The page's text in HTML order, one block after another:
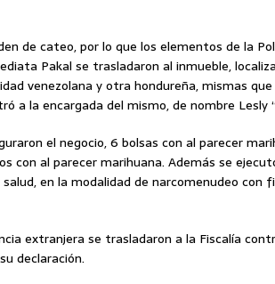
de cateo, por lo que los elementos de la
Pakal se trasladaron al inmueble,
venezolana y otra hondureña, mismas
a la encargada del mismo, de nombre Lesly
el negocio, 6 bolsas con al parecer
con al parecer marihuana. Además se
en la modalidad de narcomenudeo con
extranjera se trasladaron a la Fiscalía
declaración.